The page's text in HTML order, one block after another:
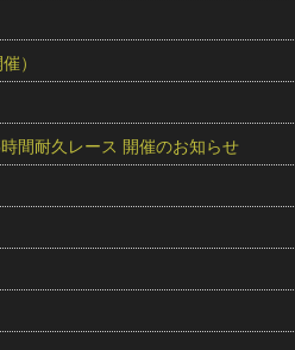
）
間耐久レース 開催のお知らせ